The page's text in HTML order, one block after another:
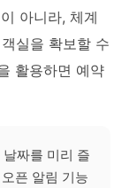
아니라, 체계
실을 확보할 수
활용하면 예약
짜를 미리 즐
픈 알림 기능